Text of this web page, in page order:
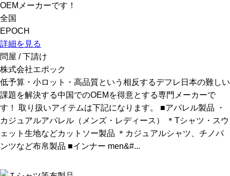
OEMメーカーです！
全国
EPOCH
詳細を見る
問屋 / 下請け
株式会社エポック
低予算・小ロット・高品質という相反するデフレ日本の難しい
課題を解決する中国でのOEMを得意とする専門メーカーで
す！ 取り扱いアイテムは下記になります。 ■アパレル製品 ・
カジュアルアパレル（メンズ・レディース） ＊Tシャツ・スウ
ェット生地などカットソー製品 ＊カジュアルシャツ、チノパ
ンツなど布帛製品 ■インナー men&#...